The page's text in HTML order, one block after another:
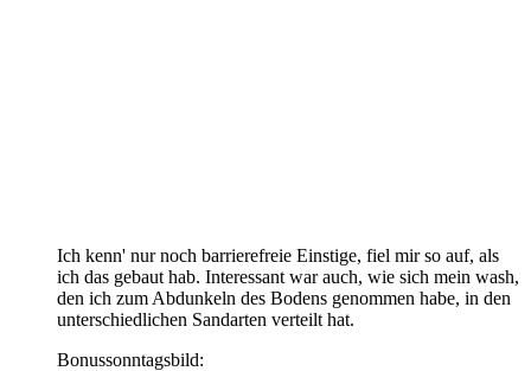
Ich kenn' nur noch barrierefreie Einstige, fiel mir so auf, als
ich das gebaut hab. Interessant war auch, wie sich mein wash,
den ich zum Abdunkeln des Bodens genommen habe, in den
unterschiedlichen Sandarten verteilt hat.
Bonussonntagsbild: